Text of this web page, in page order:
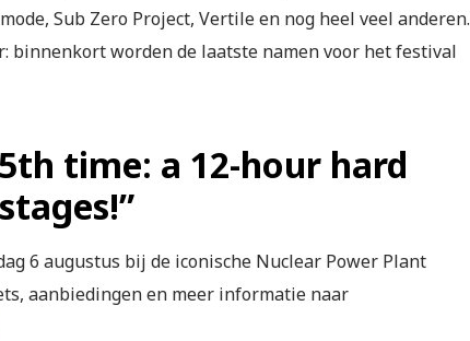
Sub Zero Project, Vertile en nog heel veel anderen.
binnenkort worden de laatste namen voor het festival
time: a 12-hour hard
6 augustus bij de iconische Nuclear Power Plant
aanbiedingen en meer informatie naar